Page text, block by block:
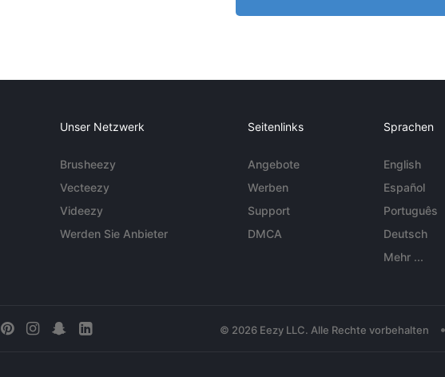
Unser Netzwerk
Brusheezy
Vecteezy
Videezy
Werden Sie Anbieter
Seitenlinks
Angebote
Werben
Support
DMCA
Sprachen
English
Español
Português
Deutsch
Mehr ...
© 2026 Eezy LLC. Alle Rechte vorbehalten •